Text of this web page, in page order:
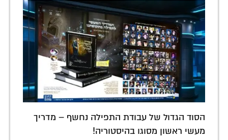
הסוד הגדול של עבודת התפילה נחשף – מדריך
מעשי ראשון מסוגו בהיסטוריה!